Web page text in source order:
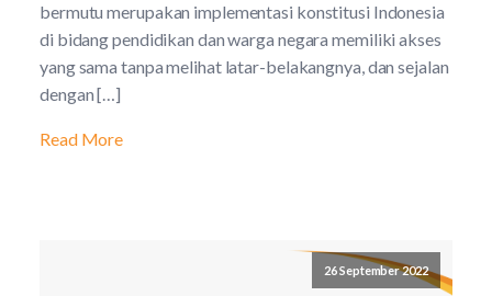
bermutu merupakan implementasi konstitusi Indonesia
di bidang pendidikan dan warga negara memiliki akses
yang sama tanpa melihat latar-belakangnya, dan sejalan
dengan […]
Read More
26 September 2022